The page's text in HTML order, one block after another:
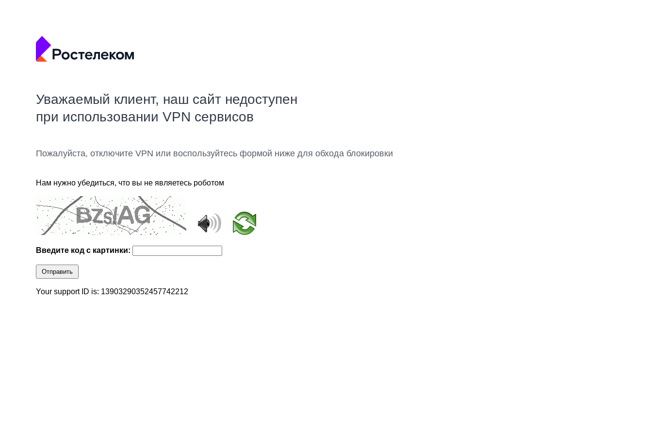
Уважаемый клиент, наш сайт недоступен
при использовании VPN сервисов
Пожалуйста, отключите VPN или воспользуйтесь формой ниже для обхода блокировки
Нам нужно убедиться, что вы не являетесь роботом
Введите код с картинки:
Отправить
Your support ID is: 13903290352457742212